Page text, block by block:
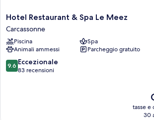
Hotel
Restaurant
&
Spa
Le
Meez
Carcassonne
Hotel Restaurant & Spa Le Meez
Carcassonne
Piscina
Spa
Animali ammessi
Parcheggio gratuito
9.6
su
9.6 Eccezionale
83 recensioni
Il
tasse e
30